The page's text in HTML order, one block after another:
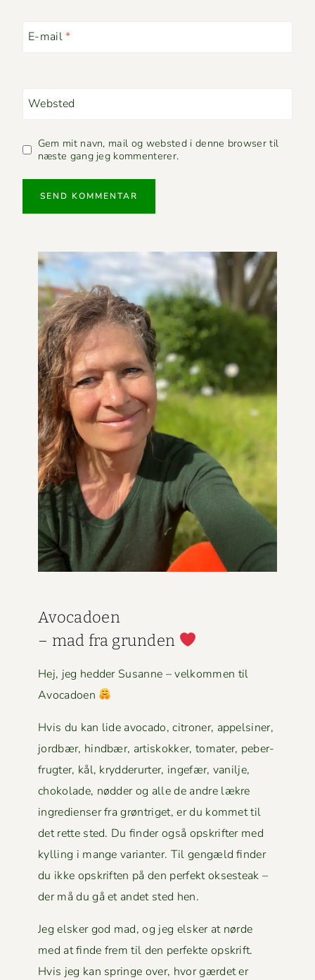
E-mail*
Websted
Gem mit navn, mail og websted i denne browser til
næste gang jeg kommenterer.
Avo­ca­doen
– mad fra grun­den
Hej, jeg hed­der Susanne – velkom­men til
Avocadoen
Hvis du kan lide avo­ca­do, cit­roner, appelsin­er,
jord­bær, hind­bær, artiskokker, tomater, peber­
frugter, kål, kry­d­derurter, inge­fær, vanil­je,
choko­lade, nød­der og alle de andre lækre
ingre­di­enser fra grøn­triget, er du kom­met til
det rette sted. Du find­er også opskrifter med
kylling i mange vari­anter. Til gengæld find­er
du ikke opskriften på den per­fekt okses­teak –
der må du gå et andet sted hen.
Jeg elsker god mad, og jeg elsker at nørde
med at finde frem til den per­fek­te opskrift.
Hvis jeg kan springe over, hvor gærdet er